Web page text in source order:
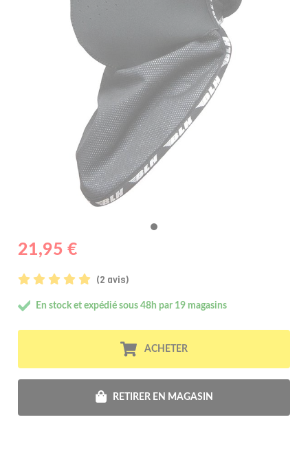
21,95 €
(2 avis)
En stock et expédié sous 48h par 19 magasins
ACHETER
RETIRER EN MAGASIN